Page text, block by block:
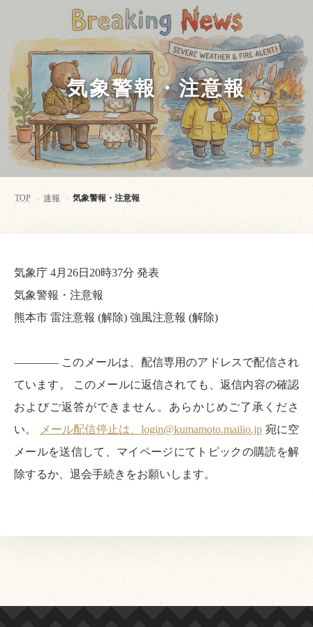
気象警報・注意報
TOP > 速報 > 気象警報・注意報
気象庁 4月26日20時37分 発表
気象警報・注意報
熊本市 雷注意報 (解除) 強風注意報 (解除)
———— このメールは、配信専用のアドレスで配信され
ています。 このメールに返信されても、返信内容の確認
およびご返答ができません。あらかじめご了承くださ
い。
メール配信停止は、login@kumamoto.mailio.jp 宛に空
メールを送信して、マイページにてトピックの購読を解
除するか、退会手続きをお願いします。